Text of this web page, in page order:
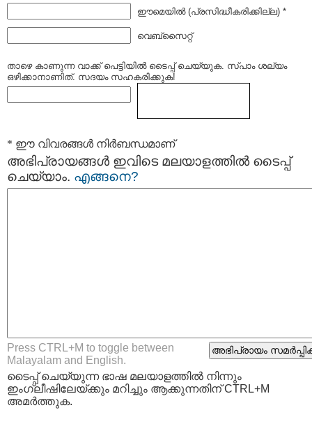
ഈമെയില്‍ (പ്രസിദ്ധീകരിക്കില്ല) *
വെബ്സൈറ്റ്
താഴെ കാണുന്ന വാക്ക് പെട്ടിയില്‍ ടൈപ്പ്‌ ചെയ്യുക. സ്പാം ശല്യം
ഒഴിക്കാനാണിത്. സദയം സഹകരിക്കുക!
* ഈ വിവരങ്ങള്‍ നിര്‍ബന്ധമാണ്
അഭിപ്രായങ്ങള്‍ ഇവിടെ മലയാളത്തില്‍ ടൈപ്പ്
ചെയ്യാം. എങ്ങനെ?
Press CTRL+M to toggle between
Malayalam and English.
ടൈപ്പ്‌ ചെയ്യുന്ന ഭാഷ മലയാളത്തില്‍ നിന്നും
ഇംഗ്ലീഷിലേയ്ക്കും മറിച്ചും ആക്കുന്നതിന് CTRL+M
അമര്‍ത്തുക.